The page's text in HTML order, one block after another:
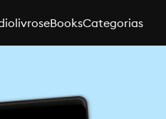
eBooksCategorias